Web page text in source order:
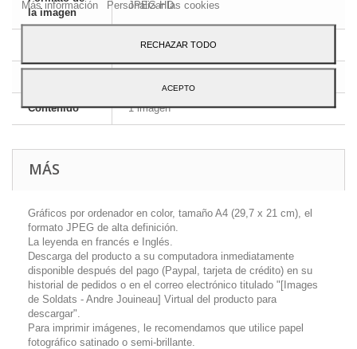
la imagen
JPEG HD
A4 - 29,7 x 21 cm
Contenido 1 imagen
MÁS
Gráficos por ordenador en color, tamaño A4 (29,7 x 21 cm), el
formato JPEG de alta definición.
La leyenda en francés e Inglés.
Descarga del producto a su computadora inmediatamente
disponible después del pago (Paypal, tarjeta de crédito) en su
historial de pedidos o en el correo electrónico titulado "[Images
de Soldats - Andre Jouineau] Virtual del producto para
descargar".
Para imprimir imágenes, le recomendamos que utilice papel
fotográfico satinado o semi-brillante.
Más información
Personalizar las cookies
RECHAZAR TODO
ACEPTO